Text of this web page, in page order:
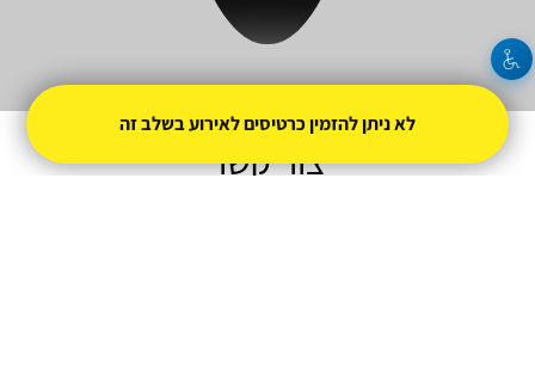
צור קשר
לא ניתן להזמין כרטיסים לאירוע בשלב זה